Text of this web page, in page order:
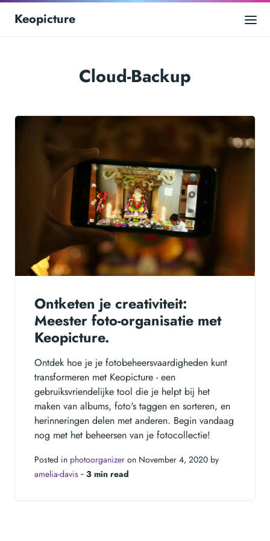
Keopicture
Cloud-Backup
Ontketen je creativiteit:
Meester foto-organisatie met
Keopicture.
Ontdek hoe je je fotobeheersvaardigheden kunt
transformeren met Keopicture - een
gebruiksvriendelijke tool die je helpt bij het
maken van albums, foto's taggen en sorteren, en
herinneringen delen met anderen. Begin vandaag
nog met het beheersen van je fotocollectie!
Posted in photoorganizer on November 4, 2020 by
amelia-davis ‐ 3 min read